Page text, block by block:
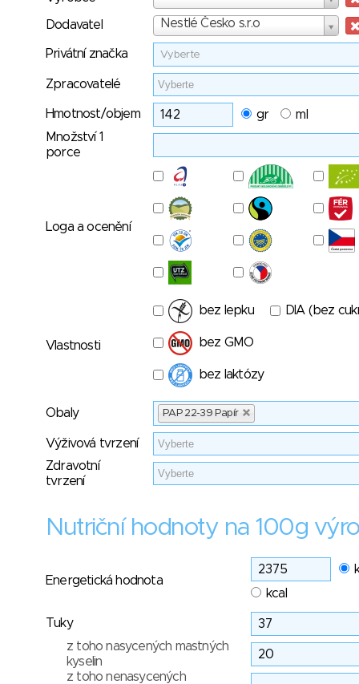
Dodavatel Nestlé Česko s.r.o
Dodavatel
Privátní značka Vyberte
Zpracovatelé
Hmotnost/objem gr
ml
Množství 1
porce
Loga a ocenění
Vlastnosti
bez lepku DIA (bez
bez GMO
bez laktózy
Obaly PAP 22-39 Papír
Výživová tvrzení
Zdravotní
tvrzení
Nutriční hodnoty na 100g
Energetická hodnota
kcal
Tuky
z toho nasycených mastných
kyselin
z toho nenasycených